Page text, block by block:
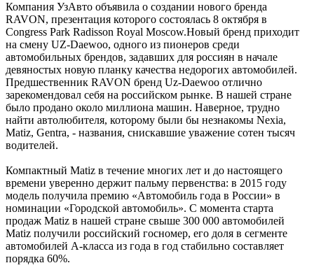
Компания УзАвто объявила о создании нового бренда
RAVON, презентация которого состоялась 8 октября в
Congress Park Radisson Royal Moscow.Новый бренд приходит
на смену UZ-Daewoo, одного из пионеров среди
автомобильных брендов, задавших для россиян в начале
девяностых новую планку качества недорогих автомобилей.
Предшественник RAVON бренд Uz-Daewoо отлично
зарекомендовал себя на российском рынке. В нашей стране
было продано около миллиона машин. Наверное, трудно
найти автолюбителя, которому были бы незнакомы Nexia,
Matiz, Gentra, - названия, снискавшие уважение сотен тысяч
водителей.
Компактный Matiz в течение многих лет и до настоящего
времени уверенно держит пальму первенства: в 2015 году
модель получила премию «Автомобиль года в России» в
номинации «Городской автомобиль». С момента старта
продаж Matiz в нашей стране свыше 300 000 автомобилей
Matiz получили российский госномер, его доля в сегменте
автомобилей А-класса из года в год стабильно составляет
порядка 60%.